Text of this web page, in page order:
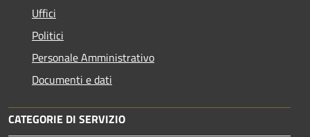
Uffici
Politici
Personale Amministrativo
Documenti e dati
CATEGORIE DI SERVIZIO